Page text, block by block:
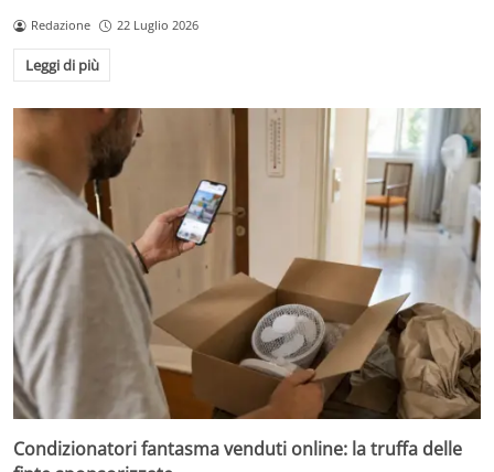
Redazione 22 Luglio 2026
Leggi di più
Condizionatori fantasma venduti online: la truffa delle